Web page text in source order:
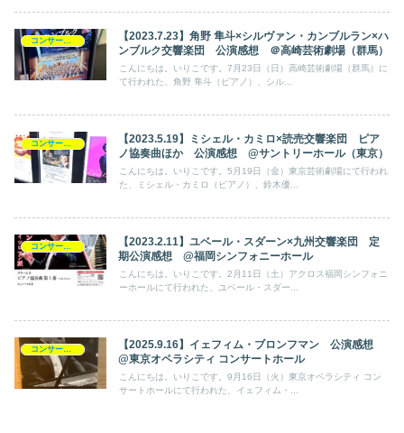
コンサート日記
【2023.7.23】角野 隼斗×シルヴァン・カンブルラン×ハ
ンブルク交響楽団 公演感想 ＠高崎芸術劇場（群馬）
こんにちは。いりこです。7月23日（日）高崎芸術劇場（群馬）に
て行われた、角野 隼斗（ピアノ）、シル...
コンサート日記
【2023.5.19】ミシェル・カミロ×読売交響楽団 ピア
ノ協奏曲ほか 公演感想 @サントリーホール（東京）
こんにちは。いりこです。5月19日（金）東京芸術劇場にて行われ
た、ミシェル・カミロ（ピアノ）、鈴木優...
コンサート日記
【2023.2.11】ユベール・スダーン×九州交響楽団 定
期公演感想 @福岡シンフォニーホール
こんにちは。いりこです。2月11日（土）アクロス福岡シンフォニ
ーホールにて行われた、ユベール・スダー...
【2025.9.16】イェフィム・ブロンフマン 公演感想
@東京オペラシティ コンサートホール
こんにちは。いりこです。9月16日（火）東京オペラシティ コン
サートホールにて行われた、イェフィム・...